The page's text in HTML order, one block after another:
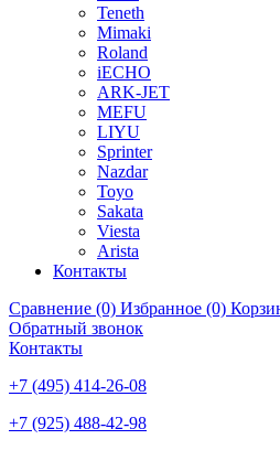
Teneth
Mimaki
Roland
iECHO
ARK-JET
MEFU
LIYU
Sprinter
Nazdar
Toyo
Sakata
Viesta
Arista
Контакты
Сравнение (0) Избранное (0)
Обратный звонок
Контакты
+7 (495) 414-26-08
+7 (925) 488-42-98